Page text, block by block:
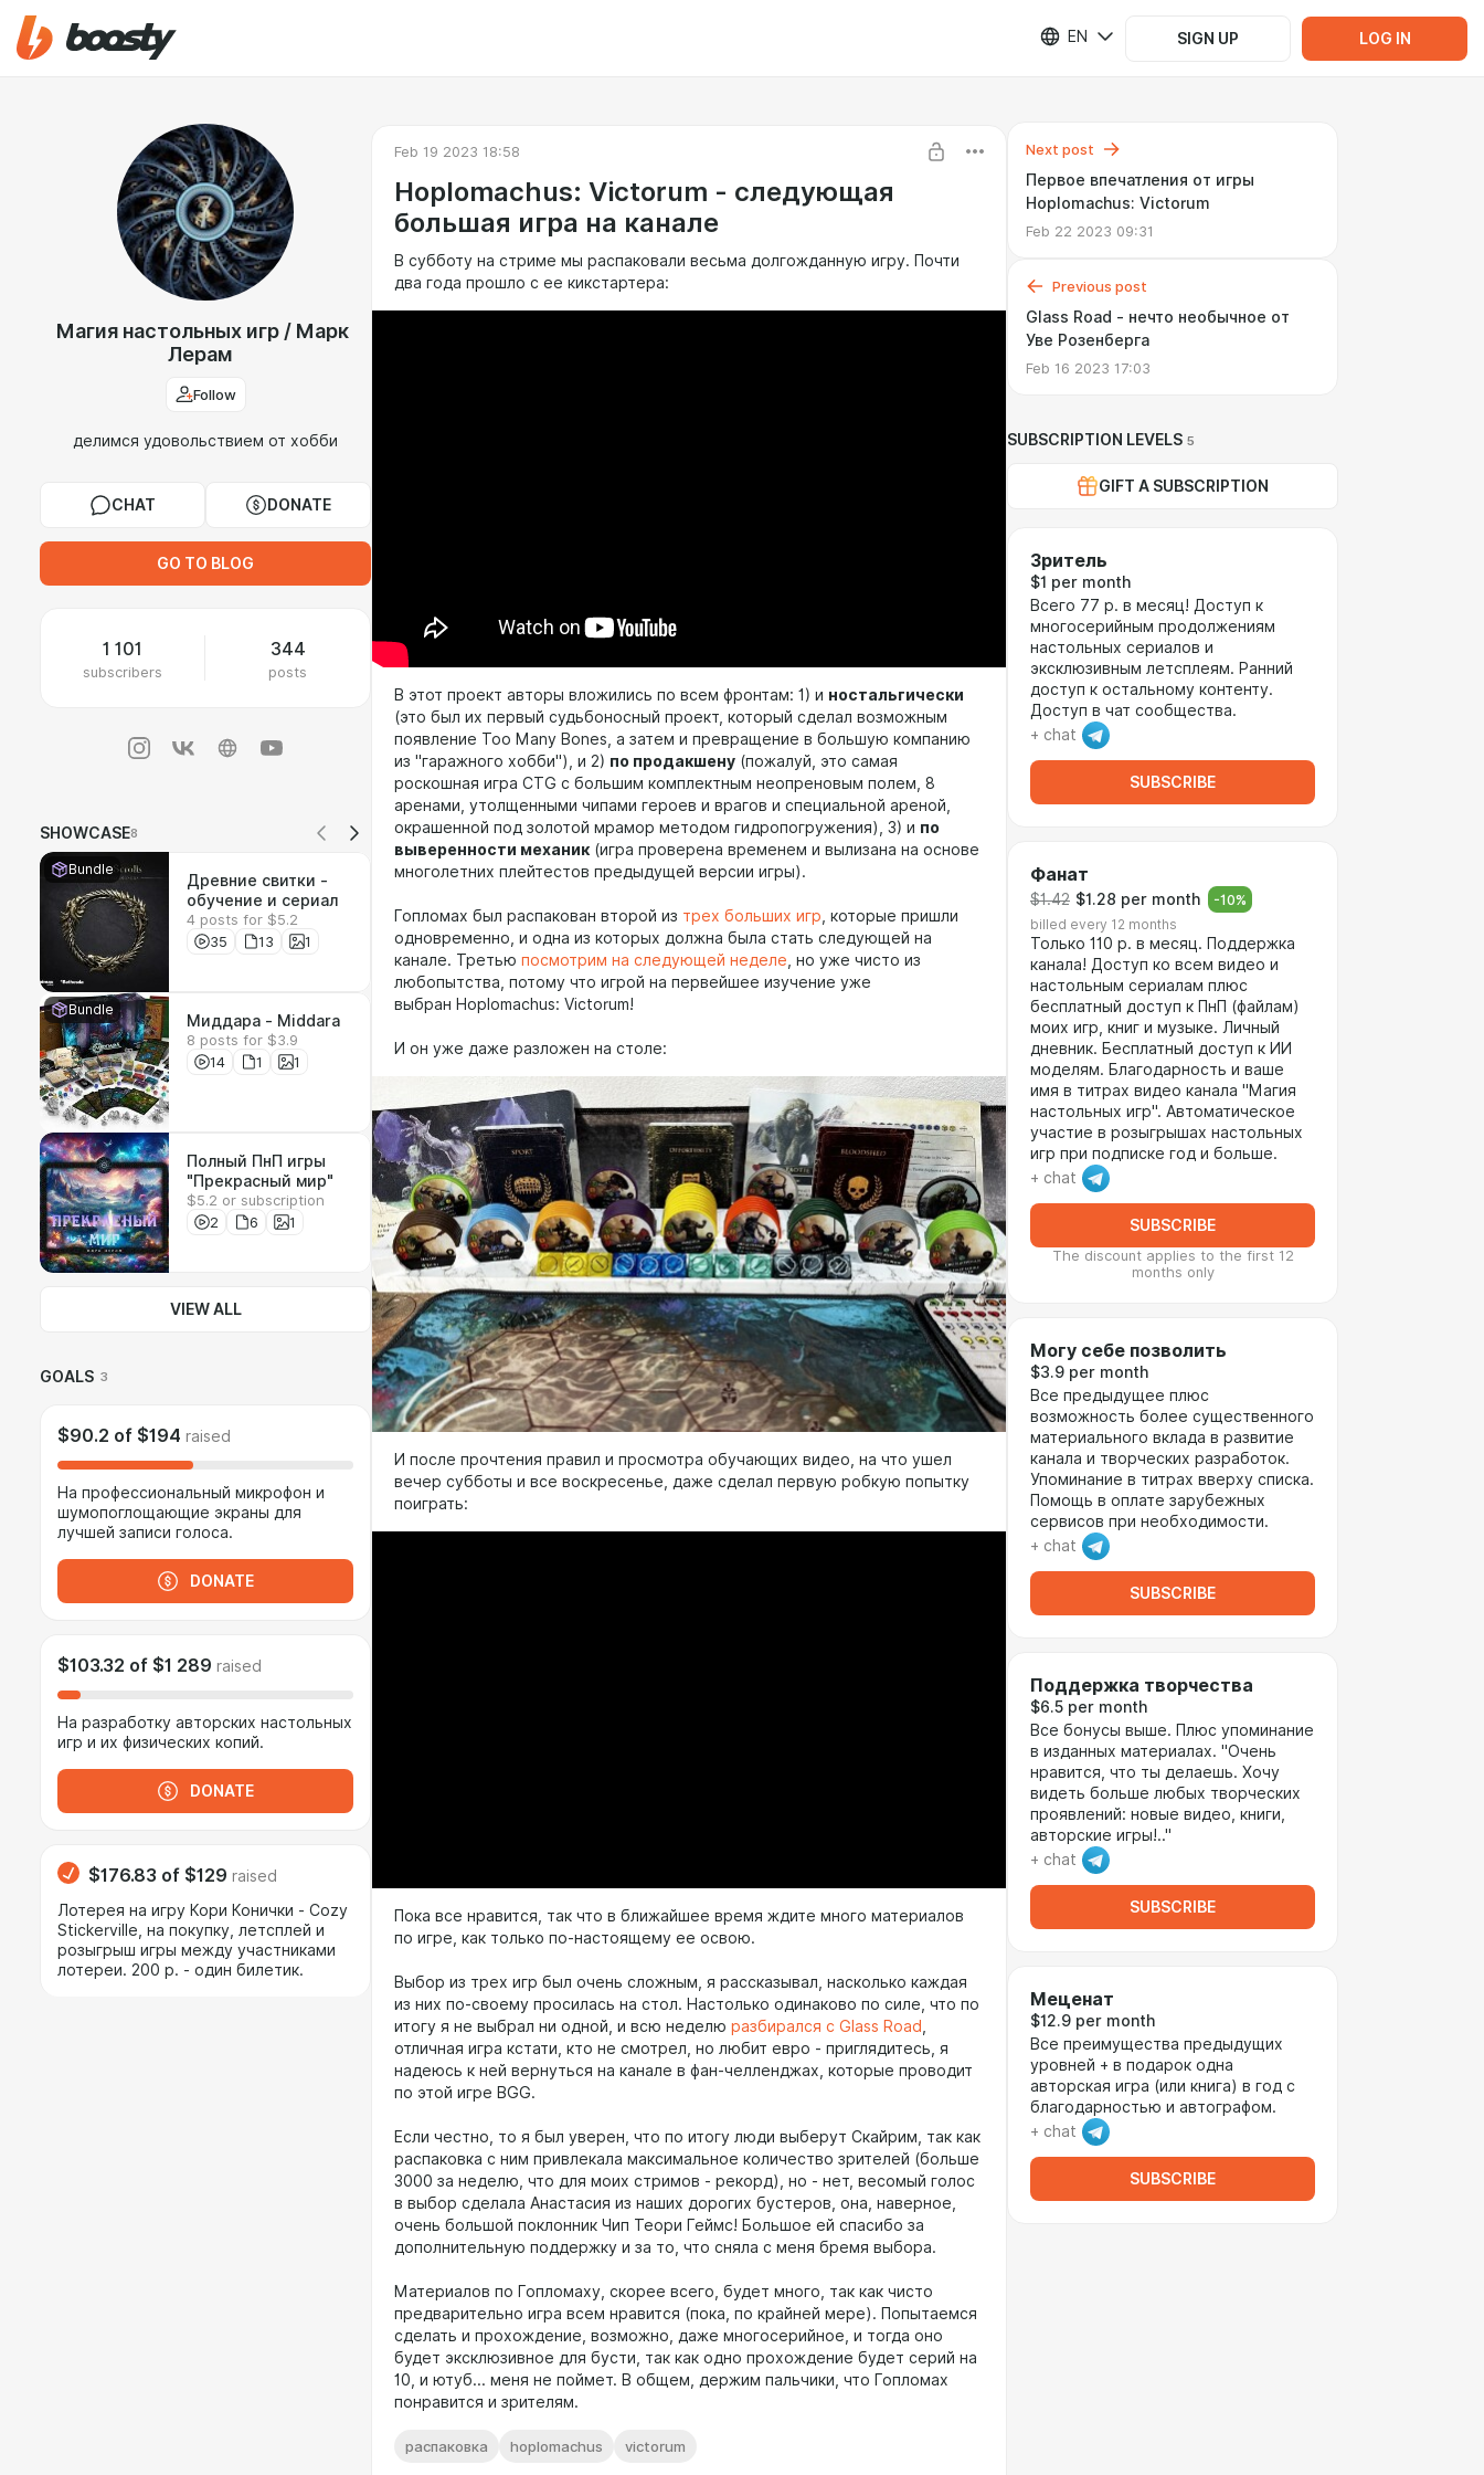
EN SIGN UP LOG IN
Магия настольных игр / Марк
Лерам
Follow
делимся удовольствием от хобби
CHAT DONATE
GO TO BLOG
1 101
subscribers
344
posts
SHOWCASE8
Bundle
Древние свитки -
обучение и сериал
4 posts for $5.2
35
13 1
Bundle
Миддара - Middara
8 posts for $3.9
14
1 1
Полный ПнП игры
"Прекрасный мир"
$5.2 or subscription
2
6 1
VIEW ALL
GOALS 3
$90.2 of $194 raised
На профессиональный микрофон и
шумопоглощающие экраны для
лучшей записи голоса.
DONATE
$103.32 of $1 289 raised
На разработку авторских настольных
игр и их физических копий.
DONATE
$176.83 of $129 raised
Лотерея на игру Кори Конички - Cozy
Stickerville, на покупку, летсплей и
розыгрыш игры между участниками
лотереи. 200 р. - один билетик.
Feb 19 2023 18:58
Hoplomachus: Victorum - следующая
большая игра на канале
В субботу на стриме мы распаковали весьма долгожданную игру. Почти
два года прошло с ее кикстартера:
В этот проект авторы вложились по всем фронтам: 1) и ностальгически
(это был их первый судьбоносный проект, который сделал возможным
появление Too Many Bones, а затем и превращение в большую компанию
из "гаражного хобби"), и 2) по продакшену (пожалуй, это самая
роскошная игра CTG с большим комплектным неопреновым полем, 8
аренами, утолщенными чипами героев и врагов и специальной ареной,
окрашенной под золотой мрамор методом гидропогружения), 3) и по
выверенности механик (игра проверена временем и вылизана на основе
многолетних плейтестов предыдущей версии игры).
Гопломах был распакован второй из трех больших игр , которые пришли
одновременно, и одна из которых должна была стать следующей на
канале. Третью посмотрим на следующей неделе , но уже чисто из
любопытства, потому что игрой на первейшее изучение уже
выбран Hoplomachus: Victorum!
И он уже даже разложен на столе:
И после прочтения правил и просмотра обучающих видео, на что ушел
вечер субботы и все воскресенье, даже сделал первую робкую попытку
поиграть:
Пока все нравится, так что в ближайшее время ждите много материалов
по игре, как только по-настоящему ее освою.
Выбор из трех игр был очень сложным, я рассказывал, насколько каждая
из них по-своему просилась на стол. Настолько одинаково по силе, что по
итогу я не выбрал ни одной, и всю неделю разбирался с Glass Road
отличная игра кстати, кто не смотрел, но любит евро - приглядитесь, я
надеюсь к ней вернуться на канале в фан-челленджах, которые проводит
по этой игре BGG.
Если честно, то я был уверен, что по итогу люди выберут Скайрим, так как
распаковка с ним привлекала максимальное количество зрителей (больше
3000 за неделю, что для моих стримов - рекорд), но - нет, весомый голос
в выбор сделала Анастасия из наших дорогих бустеров, она, наверное,
очень большой поклонник Чип Теори Геймс! Большое ей спасибо за
дополнительную поддержку и за то, что сняла с меня бремя выбора.
Материалов по Гопломаху, скорее всего, будет много, так как чисто
предварительно игра всем нравится (пока, по крайней мере). Попытаемся
сделать и прохождение, возможно, даже многосерийное, и тогда оно
будет эксклюзивное для бусти, так как одно прохождение будет серий на
10, и ютуб... меня не поймет. В общем, держим пальчики, что Гопломах
понравится и зрителям.
распаковка hoplomachus victorum
Next post
Первое впечатления от игры
Hoplomachus: Victorum
Feb 22 2023 09:31
Previous post
Glass Road - нечто необычное от
Уве Розенберга
Feb 16 2023 17:03
SUBSCRIPTION LEVELS 5
GIFT A SUBSCRIPTION
Зритель
$1 per month
Всего 77 р. в месяц! Доступ к
многосерийным продолжениям
настольных сериалов и
эксклюзивным летсплеям. Ранний
доступ к остальному контенту.
Доступ в чат сообщества.
+ chat
SUBSCRIBE
Фанат
$1.42 $1.28 per month -10%
billed every 12 months
Только 110 р. в месяц. Поддержка
канала! Доступ ко всем видео и
настольным сериалам плюс
бесплатный доступ к ПнП (файлам)
моих игр, книг и музыке. Личный
дневник. Бесплатный доступ к ИИ
моделям. Благодарность и ваше
имя в титрах видео канала "Магия
настольных игр". Автоматическое
участие в розыгрышах настольных
игр при подписке год и больше.
+ chat
SUBSCRIBE
The discount applies to the first 12
months only
Могу себе позволить
$3.9 per month
Все предыдущее плюс
возможность более существенного
материального вклада в развитие
канала и творческих разработок.
Упоминание в титрах вверху списка.
Помощь в оплате зарубежных
сервисов при необходимости.
+ chat
SUBSCRIBE
Поддержка творчества
$6.5 per month
Все бонусы выше. Плюс упоминание
в изданных материалах. "Очень
нравится, что ты делаешь. Хочу
видеть больше любых творческих
проявлений: новые видео, книги,
авторские игры!.."
+ chat
SUBSCRIBE
Меценат
$12.9 per month
Все преимущества предыдущих
уровней + в подарок одна
авторская игра (или книга) в год с
благодарностью и автографом.
+ chat
SUBSCRIBE